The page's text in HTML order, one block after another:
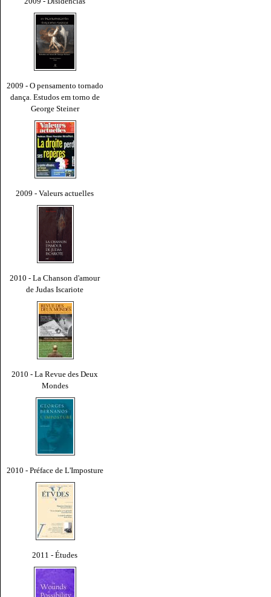
2009 - O pensamento tornado
dança. Estudos em torno de
George Steiner
2009 - Valeurs actuelles
2010 - La Chanson d'amour
de Judas Iscariote
2010 - La Revue des Deux
Mondes
2010 - Préface de L'Imposture
2011 - Études